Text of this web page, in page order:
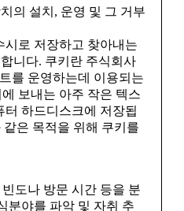
의 설치, 운영 및 그 거부
시로 저장하고 찾아내는
합니다. 쿠키란 주식회사
를 운영하는데 이용되는
보내는 아주 작은 텍스
터 하드디스크에 저장됩
은 목적을 위해 쿠키를
도나 방문 시간 등을 분
분야를 파악 및 자취 추